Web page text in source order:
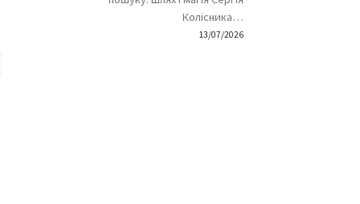
Колісника…
13/07/2026